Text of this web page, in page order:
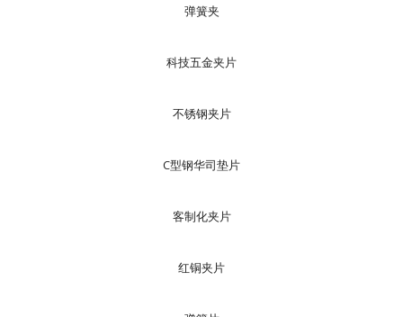
弹簧夹
科技五金夹片
不锈钢夹片
C型钢华司垫片
客制化夹片
红铜夹片